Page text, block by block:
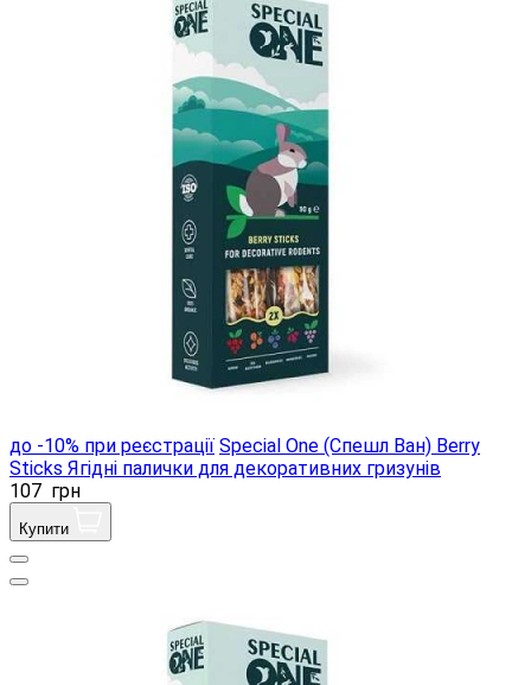
до -10% при реєстрації Special One (Спешл Ван) Berry
Sticks Ягідні палички для декоративних гризунів
107 грн
Купити